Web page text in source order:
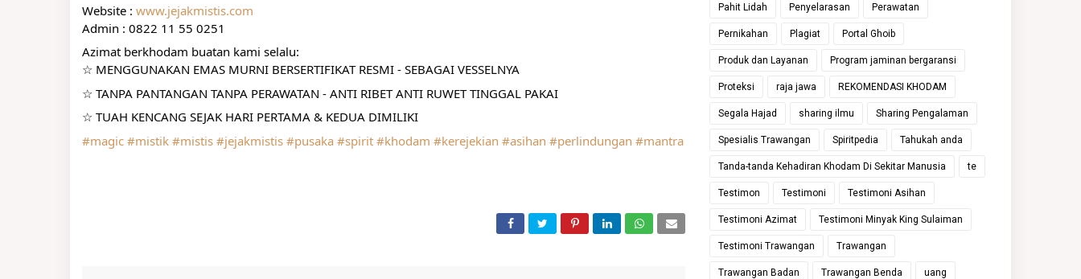
Website : www.jejakmistis.com
Admin : 0822 11 55 0251
Azimat berkhodam buatan kami selalu:
☆ MENGGUNAKAN EMAS MURNI BERSERTIFIKAT RESMI - SEBAGAI VESSELNYA
☆ TANPA PANTANGAN TANPA PERAWATAN - ANTI RIBET ANTI RUWET TINGGAL PAKAI
☆ TUAH KENCANG SEJAK HARI PERTAMA & KEDUA DIMILIKI
#magic #mistik #mistis #jejakmistis #pusaka #spirit #khodam #kerejekian #asihan #perlindungan #mantra
Pahit Lidah Penyelarasan Perawatan
Pernikahan Plagiat Portal Ghoib
Produk dan Layanan Program jaminan bergaransi
Proteksi raja jawa REKOMENDASI KHODAM
Segala Hajad sharing ilmu Sharing Pengalaman
Spesialis Trawangan Spiritpedia Tahukah anda
Tanda-tanda Kehadiran Khodam Di Sekitar Manusia te
Testimon Testimoni Testimoni Asihan
Testimoni Azimat Testimoni Minyak King Sulaiman
Testimoni Trawangan Trawangan
Trawangan Badan Trawangan Benda uang